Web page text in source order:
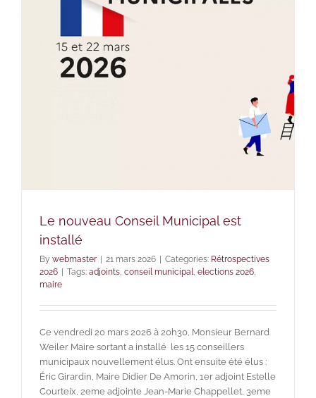
Le nouveau Conseil Municipal est
installé
By webmaster 21 mars 2026 Categories: Rétrospectives
2026
Tags: adjoints, conseil municipal, elections 2026,
maire
Ce vendredi 20 mars 2026 à 20h30, Monsieur Bernard
Weiler Maire sortant a installé les 15 conseillers
municipaux nouvellement élus. Ont ensuite été élus :
Éric Girardin, Maire Didier De Amorin, 1er adjoint Estelle
Courteix, 2eme adjointe Jean-Marie Chappellet, 3eme